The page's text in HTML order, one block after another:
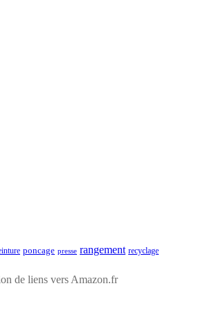
poncage presse rangement recyclage
de liens vers Amazon.fr